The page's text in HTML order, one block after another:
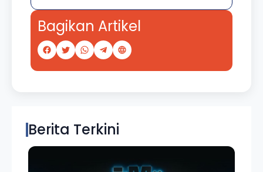
Bagikan Artikel
Berita Terkini